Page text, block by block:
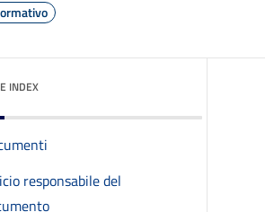
INDEX
responsabile del